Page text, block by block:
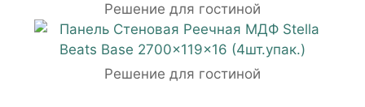
Решение для гостиной
Решение для гостиной